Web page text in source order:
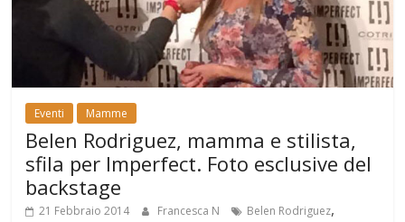
Eventi Mamme
Belen Rodriguez, mamma e stilista,
sfila per Imperfect. Foto esclusive del
backstage
21 Febbraio 2014 Francesca N Belen Rodriguez,